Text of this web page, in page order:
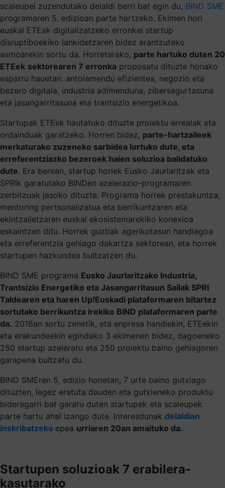
scaleupei zuzendutako deialdi berri bat egin du, BIND SME
programaren 5. edizioan parte hartzeko. Ekimen hori
euskal ETEak digitalizatzeko erronkei startup
disruptiboekiko lankidetzaren bidez erantzuteko
asmoarekin sortu da. Horretarako, parte hartuko duten 20
ETEek sektorearen 7 erronka proposatu dituzte honako
esparru hauetan: antolamendu efizientea, negozio eta
bezero digitala, industria adimenduna, zibersegurtasuna
eta jasangarritasuna eta trantsizio energetikoa.
Startupak ETEek hautatuko dituzte proiektu errealak eta
ordainduak garatzeko. Horren bidez, parte-hartzaileek
merkaturako zuzeneko sarbidea lortuko dute, eta
erreferentziazko bezeroek haien soluzioa balidatuko
dute. Era berean, startup horiek Eusko Jaurlaritzak eta
SPRIk garatutako BINDen azelerazio-programaren
zerbitzuak jasoko dituzte. Programa horrek prestakuntza,
mentoring pertsonalizatua eta berrikuntzaren eta
ekintzailetzaren euskal ekosistemarekiko konexioa
eskaintzen ditu. Horrek guztiak agerikotasun handiagoa
eta erreferentzia gehiago dakartza sektorean, eta horrek
startupen hazkundea bultzatzen du.
BIND SME programa Eusko Jaurlaritzako Industria,
Trantsizio Energetiko eta Jasangarritasun Sailak SPRI
Taldearen eta haren Up!Euskadi plataformaren bitartez
sortutako berrikuntza irekiko BIND plataformaren parte
da. 2016an sortu zenetik, eta enpresa handiekin, ETEekin
eta erakundeekin egindako 3 ekimenen bidez, dagoeneko
250 startup azeleratu eta 250 proiektu baino gehiagoren
garapena bultzatu du.
BIND SMEren 5. edizio honetan, 7 urte baino gutxiago
dituzten, legez eratuta dauden eta gutxieneko produktu
bideragarri bat garatu duten startupek eta scaleupek
parte hartu ahal izango dute. Interesdunak deialdian
inskribatzeko epea urriaren 20an amaituko da.
Startupen soluzioak 7 erabilera-
kasutarako